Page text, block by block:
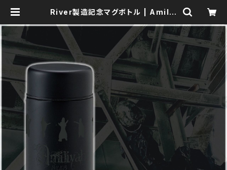
River製造記念マグボトル | Amiliy